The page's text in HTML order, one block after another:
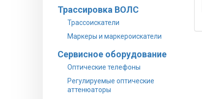
Трассировка ВОЛС
Трассоискатели
Маркеры и маркероискатели
Сервисное оборудование
Оптические телефоны
Регулируемые оптические
аттенюаторы